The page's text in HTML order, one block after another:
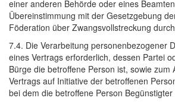
einer anderen Behörde oder eines
Übereinstimmung mit der Gesetzgebung
Föderation über Zwangsvollstreckung
7.4. Die Verarbeitung personenbezogener
eines Vertrags erforderlich, dessen Partei
Bürge die betroffene Person ist, sowie zum
Vertrags auf Initiative der betroffenen
bei dem die betroffene Person